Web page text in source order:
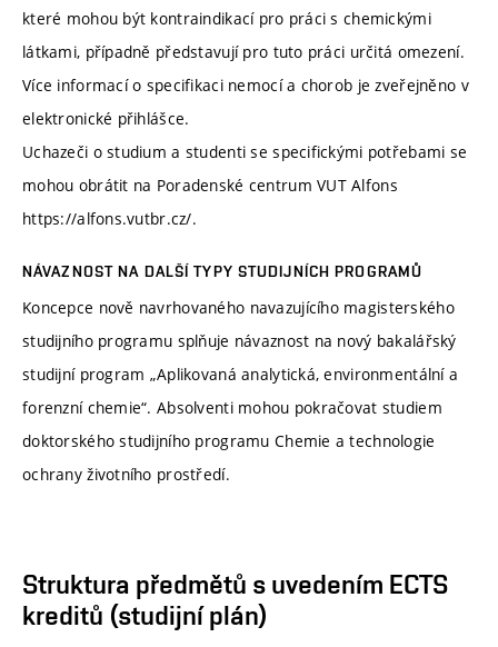
které mohou být kontraindikací pro práci s chemickými
látkami, případně představují pro tuto práci určitá omezení.
Více informací o specifikaci nemocí a chorob je zveřejněno v
elektronické přihlášce.
Uchazeči o studium a studenti se specifickými potřebami se
mohou obrátit na Poradenské centrum VUT Alfons
https://alfons.vutbr.cz/.
NÁVAZNOST NA DALŠÍ TYPY STUDIJNÍCH PROGRAMŮ
Koncepce nově navrhovaného navazujícího magisterského
studijního programu splňuje návaznost na nový bakalářský
studijní program „Aplikovaná analytická, environmentální a
forenzní chemie“. Absolventi mohou pokračovat studiem
doktorského studijního programu Chemie a technologie
ochrany životního prostředí.
Struktura předmětů s uvedením ECTS
kreditů (studijní plán)